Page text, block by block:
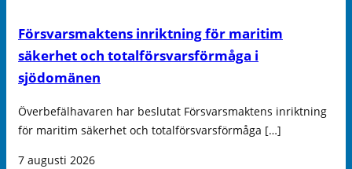
Försvarsmaktens inriktning för maritim
säkerhet och totalförsvarsförmåga i
sjödomänen
Överbefälhavaren har beslutat Försvarsmaktens inriktning
för maritim säkerhet och totalförsvarsförmåga […]
7 augusti 2026